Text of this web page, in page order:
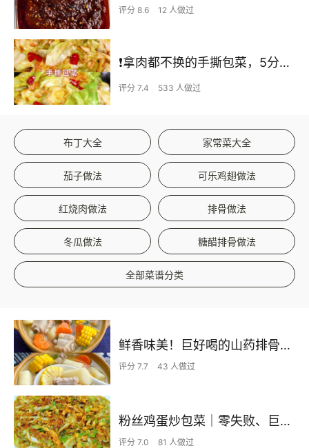
评分 8.6 12 人做过
❗拿肉都不换的手撕包菜，5分钟快手家常菜🔥
评分 7.4 533 人做过
布丁大全 家常菜大全
茄子做法 可乐鸡翅做法
红烧肉做法 排骨做法
冬瓜做法 糖醋排骨做法
全部菜谱分类
鲜香味美！巨好喝的山药排骨汤！！
评分 7.7 43 人做过
粉丝鸡蛋炒包菜｜零失败、巨下饭
评分 7.0 81 人做过